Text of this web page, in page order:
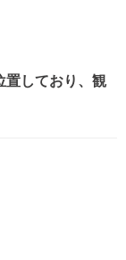
置しており、観